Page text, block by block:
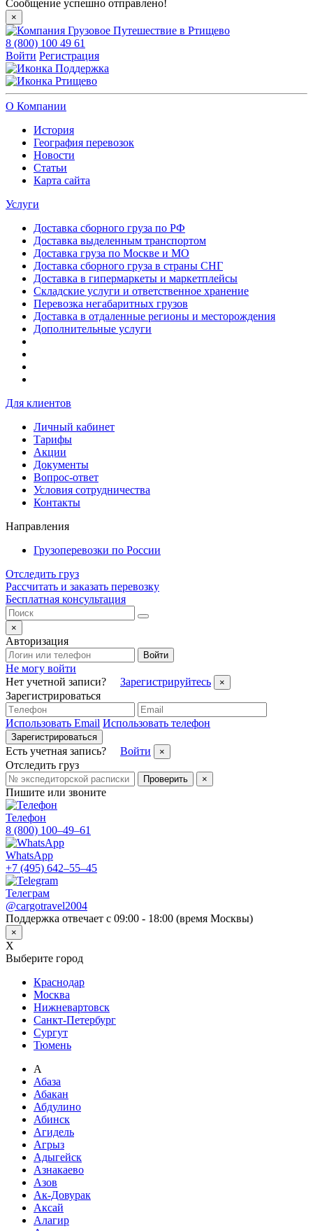
Сообщение успешно отправлено!
×
8 (800) 100 49 61
Войти Регистрация
Поддержка
Ртищево
О Компании
История
География перевозок
Новости
Статьи
Карта сайта
Услуги
Доставка сборного груза по РФ
Доставка выделенным транспортом
Доставка груза по Москве и МО
Доставка сборного груза в страны СНГ
Доставка в гипермаркеты и маркетплейсы
Складские услуги и ответственное хранение
Перевозка негабаритных грузов
Доставка в отдаленные регионы и месторождения
Дополнительные услуги
Для клиентов
Личный кабинет
Тарифы
Акции
Документы
Вопрос-ответ
Условия сотрудничества
Контакты
Направления
Грузоперевозки по России
Отследить груз
Рассчитать и заказать перевозку
Бесплатная консультация
×
Авторизация
Войти
Не могу войти
Нет учетной записи?
Зарегистрируйтесь ×
Зарегистрироваться
Использовать Email Использовать телефон
Зарегистрироваться
Есть учетная запись? Войти ×
Отследить груз
Проверить ×
Пишите или звоните
Телефон
8 (800) 100–49–61
WhatsApp
+7 (495) 642–55–45
Телеграм
@cargotravel2004
Поддержка отвечает с 09:00 - 18:00 (время Москвы)
×
X
Выберите город
Краснодар
Москва
Нижневартовск
Санкт-Петербург
Сургут
Тюмень
А
Абаза
Абакан
Абдулино
Абинск
Агидель
Агрыз
Адыгейск
Азнакаево
Азов
Ак-Довурак
Аксай
Алагир